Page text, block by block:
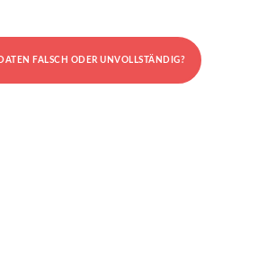
DATEN FALSCH ODER UNVOLLSTÄNDIG?